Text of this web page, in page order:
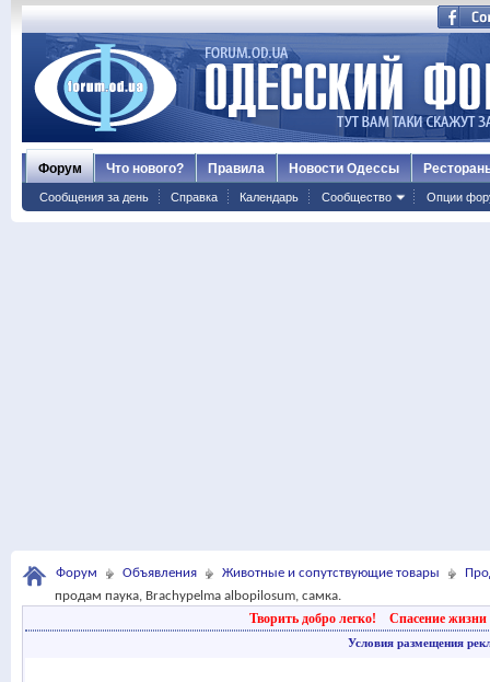
Форум
Сообщения за день Справка Календарь Сообщество Опции
Что нового? Правила Новости Одессы
Форум Объявления Животные и сопутствующие товары
продам паука, Brachypelma albopilosum, самка.
Творить добро легко! Спасение жизни
Условия размещения